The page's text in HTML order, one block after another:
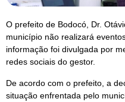
O prefeito de Bodocó, Dr.
município não realizará
informação foi divulgada por
redes sociais do gestor.
De acordo com o prefeito, a
situação enfrentada pelo